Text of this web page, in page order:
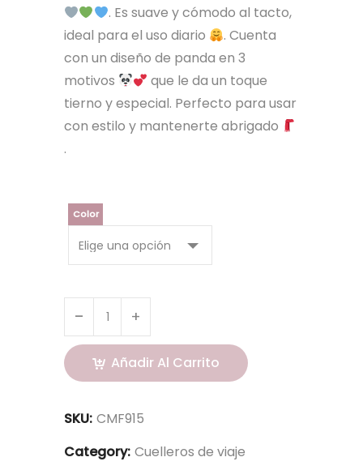
. Es suave y cómodo al tacto,
ideal para el uso diario
. Cuenta
con un diseño de panda en 3
motivos
que le da un toque
tierno y especial. Perfecto para usar
con estilo y mantenerte abrigado
.
Color
Añadir Al Carrito
SKU: CMF915
Category: Cuelleros de viaje